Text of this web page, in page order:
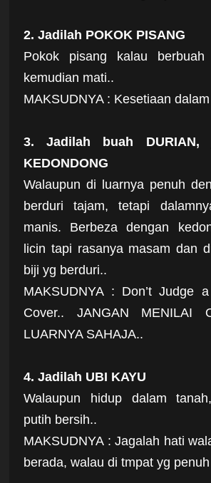
2. Jadilah POKOK PISANG
Pokok pisang kalau
kemudian mati..
MAKSUDNYA : Kesetiaan
3. Jadilah buah DURIAN,
KEDONDONG
Walaupun di luarnya penuh
berduri tajam, tetapi
manis. Berbeza dengan
licin tapi rasanya masam dan
biji yg berduri..
MAKSUDNYA : Don’t Judge
Cover.. JANGAN MENILAI
LUARNYA SAHAJA..
4. Jadilah UBI KAYU
Walaupun hidup dalam
putih bersih..
MAKSUDNYA : Jagalah hati
berada, walau di tmpat yg